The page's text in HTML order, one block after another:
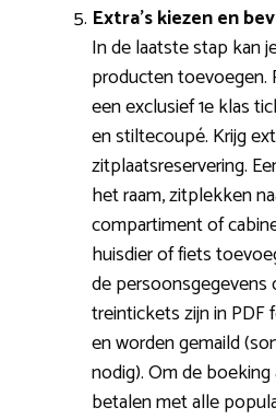
Extra’s kiezen en
In de laatste stap kan
producten toevoegen.
een exclusief 1e klas
en stiltecoupé. Krijg
zitplaatsreservering.
het raam, zitplekken
compartiment of
huisdier of fiets
de persoonsgegevens
treintickets zijn in
en worden gemaild
nodig). Om de
betalen met alle